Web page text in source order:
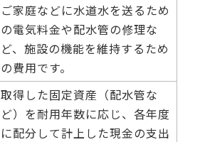
ご家庭などに水道水を送るため
の電気料金や配水管の修理な
ど、施設の機能を維持するため
の費用です。
取得した固定資産（配水管な
ど）を耐用年数に応じ、各年度
に配分して計上した現金の支出